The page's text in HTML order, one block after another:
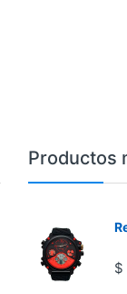
Productos
$